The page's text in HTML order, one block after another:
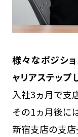
様々なポジショ
ャリアステップ
入社3ヵ月で支
その1ヵ月後に
新宿支店の支